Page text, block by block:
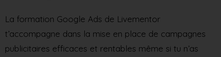
La formation Google Ads de Livementor
t’accompagne dans la mise en place de campagnes
publicitaires efficaces et rentables même si tu n’as